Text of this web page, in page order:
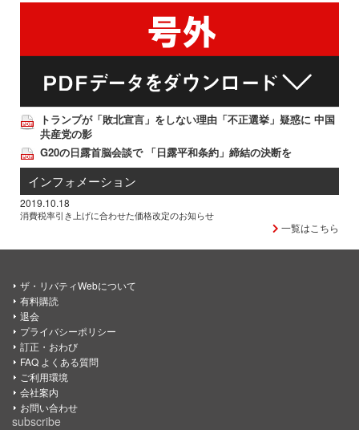
トランプが「敗北宣言」をしない理由「不正選挙」疑惑に 中国
共産党の影
G20の日露首脳会談で 「日露平和条約」締結の決断を
インフォメーション
2019.10.18
消費税率引き上げに合わせた価格改定のお知らせ
一覧はこちら
ザ・リバティWebについて
有料購読
退会
プライバシーポリシー
訂正・おわび
FAQ よくある質問
ご利用環境
会社案内
お問い合わせ
subscribe